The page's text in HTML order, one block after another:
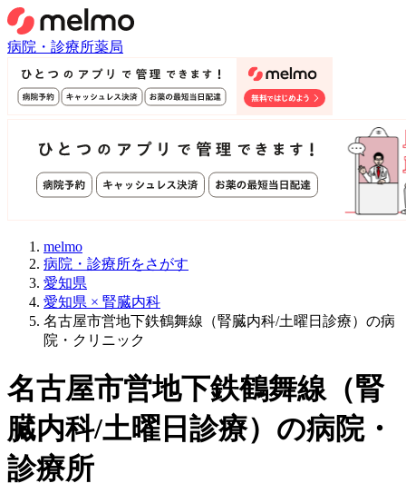
病院・診療所薬局
melmo
病院・診療所をさがす
愛知県
愛知県 × 腎臓内科
名古屋市営地下鉄鶴舞線（腎臓内科/土曜日診療）の病
院・クリニック
名古屋市営地下鉄鶴舞線（腎
臓内科/土曜日診療） の病院・
診療所